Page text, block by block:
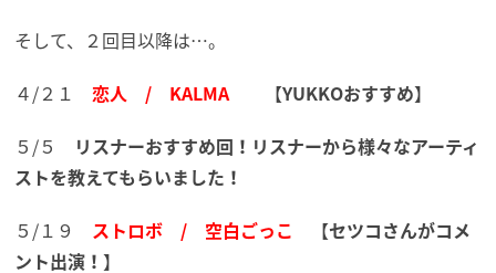
そして、２回目以降は…。
４/２１恋人 / KALMA 【YUKKOおすすめ】
５/５
リスナーおすすめ回！リスナーから様々なアーティ
ストを教えてもらいました！
５/１９ ストロボ / 空白ごっこ 【セツコさんがコメ
ント出演！】